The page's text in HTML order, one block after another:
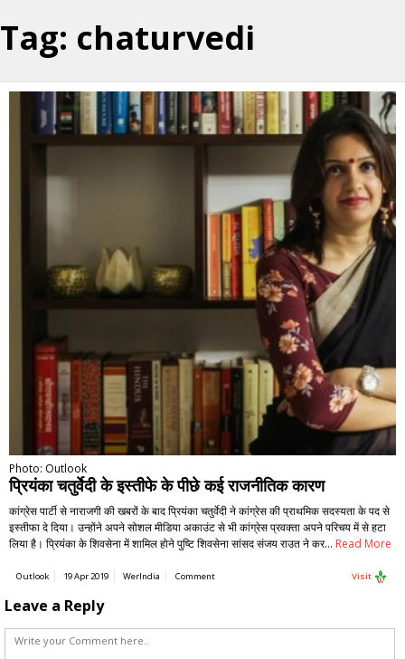
Tag: chaturvedi
Photo: Outlook
प्रियंका चतुर्वेदी के इस्तीफे के पीछे कई राजनीतिक कारण
कांग्रेस पार्टी से नाराजगी की खबरों के बाद प्रियंका चतुर्वेदी ने कांग्रेस की प्राथमिक सदस्यता के पद से
इस्तीफा दे दिया। उन्होंने अपने सोशल मीडिया अकाउंट से भी कांग्रेस प्रवक्ता अपने परिचय में से हटा
लिया है। प्रियंका के शिवसेना में शामिल होने पुष्टि शिवसेना सांसद संजय राउत ने कर… Read More
Outlook 19 Apr 2019 WerIndia Comment Visit
Leave a Reply